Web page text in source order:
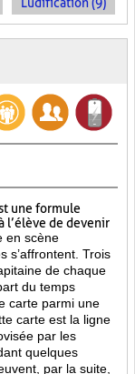
une formule
l’élève de devenir
en scène
s’affrontent. Trois
de chaque
du temps
carte parmi une
carte est la ligne
par les
quelques
par la suite,